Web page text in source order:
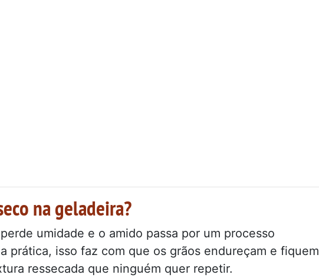
na geladeira?
umidade e o amido passa por um processo
prática, isso faz com que os grãos endureçam e fiquem
ressecada que ninguém quer repetir.